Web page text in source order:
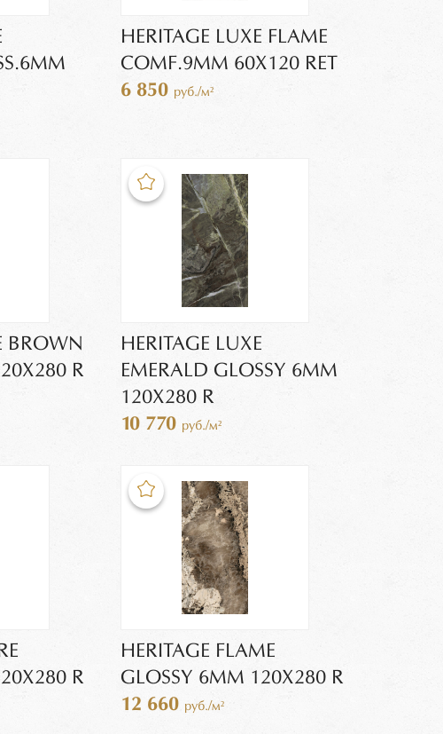
HERITAGE LUXE FLAME
COMF.9MM 60X120 RET
6 850 руб./м²
BROWN
R
HERITAGE LUXE
EMERALD GLOSSY 6MM
120X280 R
10 770 руб./м²
R
HERITAGE FLAME
GLOSSY 6MM 120X280 R
12 660 руб./м²